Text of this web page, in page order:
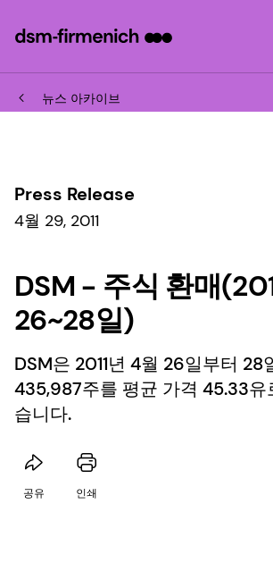
뉴스 아카이브
Press Release
4월 29, 2011
DSM - 주식 환매
26~28일)
DSM은 2011년 4월 26일부터 28
435,987주를 평균 가격 45.33유
습니다.
공유 인쇄